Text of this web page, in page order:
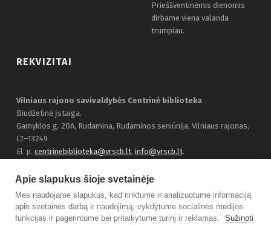
Prieššventinėmis dienomis
dirbame viena valanda
trumpiau.
REKVIZITAI
Vilniaus rajono savivaldybės Centrinė biblioteka
Biudžetinė įstaiga.
Gamyklos g. 20A, Rudamina, Rudaminos seniūnija, Vilniaus rajonas,
LT–13249
El. p. centrinebiblioteka@vrscb.lt, info@vrscb.lt.
kodas 303116707
Bendraukime:
Facebook
Apie slapukus šioje svetainėje
Mes naudojame slapukus, kad rinktume ir analizuotume informaciją
apie svetainės darbą ir naudojimą, vykdytume socialinės medijos
funkcijas ir pagerintume bei pritaikytume turinį ir reklamas.
Sužinoti